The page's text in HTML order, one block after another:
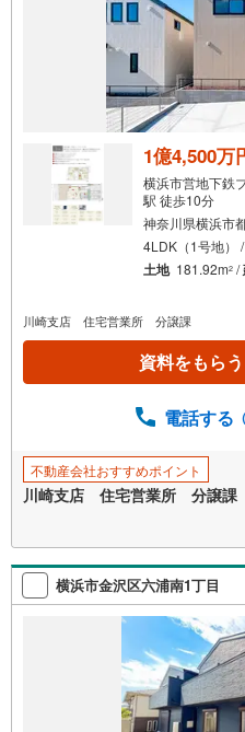
1億4,500万
横浜市営地下鉄
駅 徒歩10分
神奈川県横浜市
4LDK（1号地） /
土地 181.92m2 /
川崎支店 住宅営業所 分譲課
資料をもらう
電話する
不動産会社おすすめポイント
川崎支店 住宅営業所 分譲課
横浜市金沢区六浦南1丁目